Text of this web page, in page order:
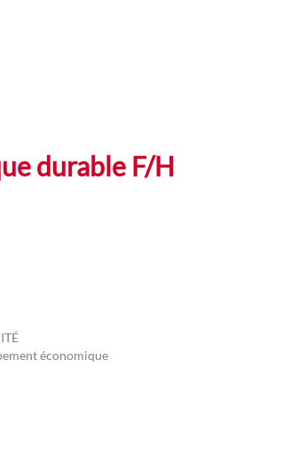
durable F/H
économique